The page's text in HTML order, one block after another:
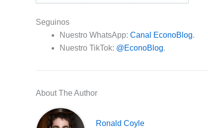
Seguinos
Nuestro WhatsApp: Canal EconoBlog.
Nuestro TikTok: @EconoBlog.
About The Author
Ronald Coyle